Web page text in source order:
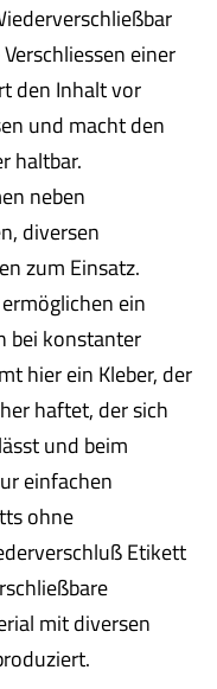
einer
den Inhalt vor
und macht den
haltbar.
neben
diversen
zum Einsatz.
ein
bei konstanter
hier ein Kleber, der
haftet, der sich
und beim
einfachen
ohne
Etikett
mit diversen